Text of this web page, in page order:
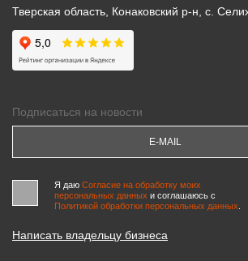
Тверская область, Конаковский р-н, с.
Подписаться на новости
Я даю Согласие на обработку моих
персональных данных и соглашаюсь c
Политикой обработки персональных данных
Написать владельцу бизнеса